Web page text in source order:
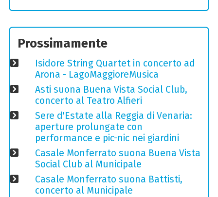
Prossimamente
Isidore String Quartet in concerto ad
Arona - LagoMaggioreMusica
Asti suona Buena Vista Social Club,
concerto al Teatro Alfieri
Sere d'Estate alla Reggia di Venaria:
aperture prolungate con
performance e pic-nic nei giardini
Casale Monferrato suona Buena Vista
Social Club al Municipale
Casale Monferrato suona Battisti,
concerto al Municipale